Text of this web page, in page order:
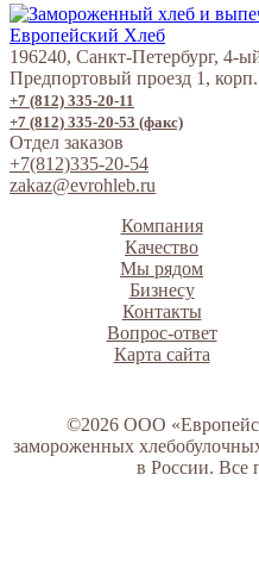
196240, Санкт-Петербург, 4-
Предпортовый проезд 1,
+7 (812) 335-20-11
+7 (812) 335-20-53 (факс)
Отдел заказов
+7(812)335-20-54
zakaz@evrohleb.ru
Компания
Качество
Мы рядом
Бизнесу
Контакты
Вопрос-ответ
Карта сайта
©2026 ООО
замороженных
в России. Все